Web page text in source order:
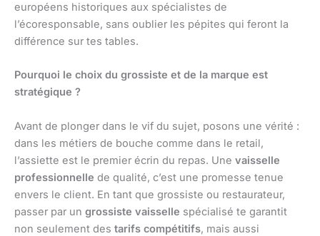
européens historiques aux spécialistes de
l’écoresponsable, sans oublier les pépites qui feront la
différence sur tes tables.
Pourquoi le choix du grossiste et de la marque est
stratégique ?
Avant de plonger dans le vif du sujet, posons une vérité :
dans les métiers de bouche comme dans le retail,
l’assiette est le premier écrin du repas. Une vaisselle
professionnelle de qualité, c’est une promesse tenue
envers le client. En tant que grossiste ou restaurateur,
passer par un grossiste vaisselle spécialisé te garantit
non seulement des tarifs compétitifs, mais aussi